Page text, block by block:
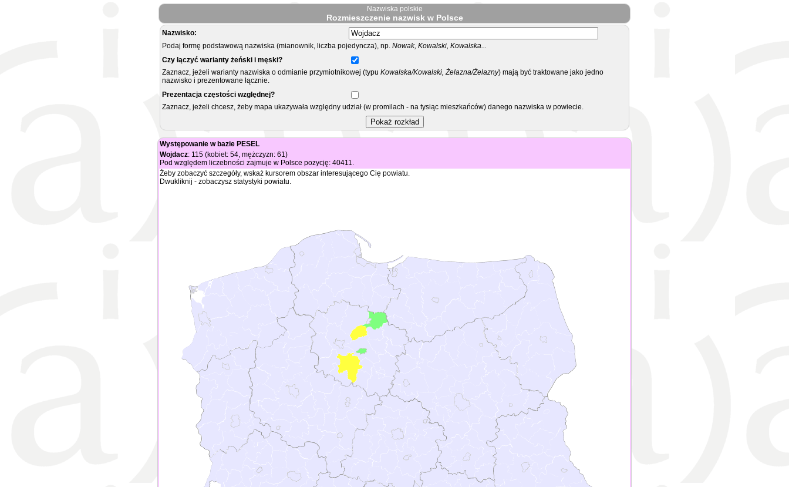
Nazwiska polskie
Rozmieszczenie nazwisk w Polsce
Nazwisko:
Podaj formę podstawową nazwiska (mianownik, liczba pojedyncza), np. Nowak, Kowalski, Kowalska...
Czy łączyć warianty żeński i męski?
Zaznacz, jeżeli warianty nazwiska o odmianie przymiotnikowej (typu Kowalska/Kowalski, Żelazna/Żelazny) mają być traktowane jako jedno
nazwisko i prezentowane łącznie.
Prezentacja częstości względnej?
Zaznacz, jeżeli chcesz, żeby mapa ukazywała względny udział (w promilach - na tysiąc mieszkańców) danego nazwiska w powiecie.
Występowanie w bazie PESEL
Wojdacz: 115 (kobiet: 54, mężczyzn: 61)
Pod względem liczebności zajmuje w Polsce pozycję: 40411.
Żeby zobaczyć szczegóły, wskaż kursorem obszar interesującego Cię powiatu.
Dwukliknij - zobaczysz statystyki powiatu.